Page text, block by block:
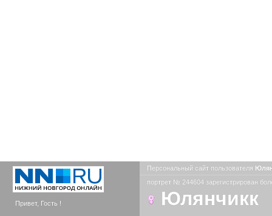
Привет, Гость !
Персональный сайт пользователя
портрет № 244604 зарегистрирован
Юлянчикк